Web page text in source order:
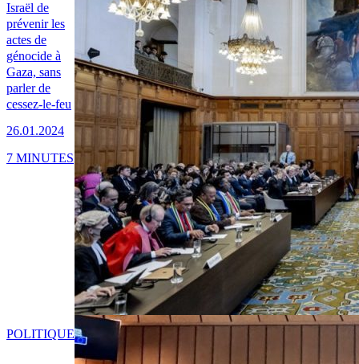
Israël de
prévenir les
actes de
génocide à
Gaza, sans
parler de
cessez-le-feu
26.01.2024
7 MINUTES
POLITIQUE